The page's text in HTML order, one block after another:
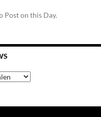
Post on this Day.